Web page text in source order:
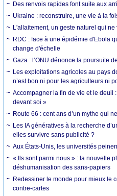
Des renvois rapides font suite aux
Ukraine : reconstruire, une vie à la
L'allaitement, un geste naturel qui
RDC : face à une épidémie d'Ebola
change d'échelle
Gaza : l’ONU dénonce la poursuite
Les exploitations agricoles au pays
n’est bon ni pour les agriculteurs ni
Accompagner la fin de vie et le deuil
devant soi »
Route 66 : cent ans d’un mythe qui
Les IA génératives à la recherche
elles survivre sans publicité ?
Aux États-Unis, les universités
« Ils sont parmi nous » : la nouvelle
déshumanisation des sans-papiers
Redessiner le monde pour mieux le
contre-cartes